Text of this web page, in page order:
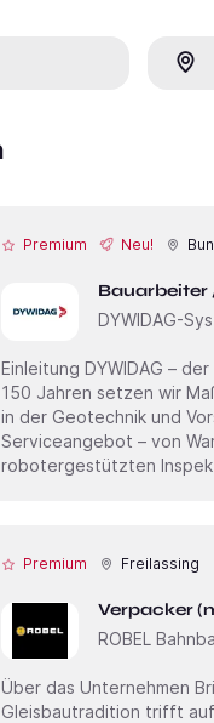
Premium Neu!
Bauarbeiter
DYWIDAG-
Einleitung DYWIDAG – der globale Partner für sichere, starke und smarte Infrastruktur. Seit mehr als
150 Jahren setzen wir
in der Geotechnik und
Serviceangebot – von
robotergestützten
Premium Freilassing
Verpacker
ROBEL
Über das Unternehmen Bringe Deine Karriere auf Schiene! Mehr als ein Jahrhundert an
Gleisbautradition trifft